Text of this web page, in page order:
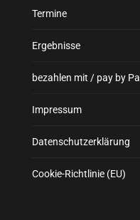
Termine
Ergebnisse
bezahlen mit / pay by
Impressum
Datenschutzerklärung
Cookie-Richtlinie (EU)